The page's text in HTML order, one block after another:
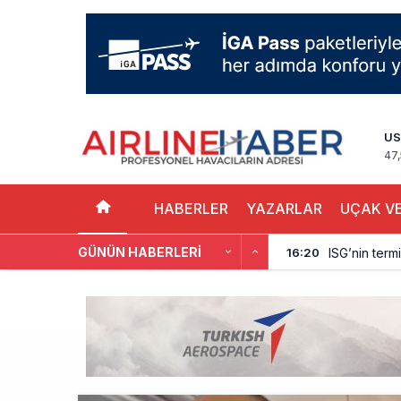
HABERLER YAZARLAR UÇAK
GÜNÜN HABERLERI 16:20 ISG’nin
THY’nin
Pegasus,
9:15 Kolombiya, 2